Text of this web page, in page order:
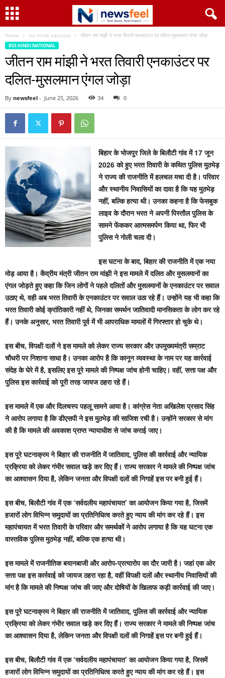
Home rss hindi national जीतन राम मांझी ने भरत तिवारी एनकाउंटर पर दलित-मुसलमान एंगल जोड़ा
RSS HINDI NATIONAL
जीतन राम मांझी ने भरत तिवारी एनकाउंटर पर
दलित-मुसलमान एंगल जोड़ा
By newsfeel - June 25, 2026 34 0
बिहार के भोजपुर जिले के बिलौटी गांव में 17 जून
2026 को हुए भरत तिवारी के कथित पुलिस मुठभेड़
ने राज्य की राजनीति में हलचल मचा दी है। परिवार
और स्थानीय निवासियों का दावा है कि यह मुठभेड़
नहीं, बल्कि हत्या थी। उनका कहना है कि फेसबुक
लाइव के दौरान भरत ने अपनी पिस्तौल पुलिस के
सामने फेंककर आत्मसमर्पण किया था, फिर भी
पुलिस ने गोली चला दी।
इस घटना के बाद, बिहार की राजनीति में एक नया
मोड़ आया है। केंद्रीय मंत्री जीतन राम मांझी ने इस मामले में दलित और मुसलमानों का
एंगल जोड़ते हुए कहा कि जिन लोगों ने पहले दलितों और मुसलमानों के एनकाउंटर पर सवाल
उठाए थे, वही अब भरत तिवारी के एनकाउंटर पर सवाल उठा रहे हैं। उन्होंने यह भी कहा कि
भरत तिवारी कोई क्रांतिकारी नहीं थे, जिनका समर्थन जातिवादी मानसिकता के लोग कर रहे
हैं। उनके अनुसार, भरत तिवारी पूर्व में भी आपराधिक मामलों में गिरफ्तार हो चुके थे।
इस बीच, विपक्षी दलों ने इस मामले को लेकर राज्य सरकार और उपमुख्यमंत्री सम्राट
चौधरी पर निशाना साधा है। उनका आरोप है कि कानून व्यवस्था के नाम पर यह कार्रवाई
संदेह के घेरे में है, इसलिए इस पूरे मामले की निष्पक्ष जांच होनी चाहिए। वहीं, सत्ता पक्ष और
पुलिस इस कार्रवाई को पूरी तरह जायज ठहरा रहे हैं।
इस मामले में एक और दिलचस्प पहलू सामने आया है। कांग्रेस नेता अखिलेश प्रसाद सिंह
ने आरोप लगाया है कि डीएसपी ने इस मुठभेड़ की साजिश रची है। उन्होंने सरकार से मांग
की है कि मामले की अवकाश प्राप्त न्यायाधीश से जांच कराई जाए।
इस पूरे घटनाक्रम ने बिहार की राजनीति में जातिवाद, पुलिस की कार्रवाई और न्यायिक
प्रक्रिया को लेकर गंभीर सवाल खड़े कर दिए हैं। राज्य सरकार ने मामले की निष्पक्ष जांच
का आश्वासन दिया है, लेकिन जनता और विपक्षी दलों की निगाहें इस पर बनी हुई हैं।
इस बीच, बिलौटी गांव में एक ‘सर्वदलीय महापंचायत’ का आयोजन किया गया है, जिसमें
हजारों लोग विभिन्न समुदायों का प्रतिनिधित्व करते हुए न्याय की मांग कर रहे हैं। इस
महापंचायत में भरत तिवारी के परिवार और समर्थकों ने आरोप लगाया है कि यह घटना एक
वास्तविक पुलिस मुठभेड़ नहीं, बल्कि एक हत्या थी।
इस मामले में राजनीतिक बयानबाजी और आरोप-प्रत्यारोप का दौर जारी है। जहां एक ओर
सत्ता पक्ष इस कार्रवाई को जायज ठहरा रहा है, वहीं विपक्षी दलों और स्थानीय निवासियों की
मांग है कि मामले की निष्पक्ष जांच की जाए और दोषियों के खिलाफ कड़ी कार्रवाई की जाए।
इस पूरे घटनाक्रम ने बिहार की राजनीति में जातिवाद, पुलिस की कार्रवाई और न्यायिक
प्रक्रिया को लेकर गंभीर सवाल खड़े कर दिए हैं। राज्य सरकार ने मामले की निष्पक्ष जांच
का आश्वासन दिया है, लेकिन जनता और विपक्षी दलों की निगाहें इस पर बनी हुई हैं।
इस बीच, बिलौटी गांव में एक ‘सर्वदलीय महापंचायत’ का आयोजन किया गया है, जिसमें
हजारों लोग विभिन्न समुदायों का प्रतिनिधित्व करते हुए न्याय की मांग कर रहे हैं। इस